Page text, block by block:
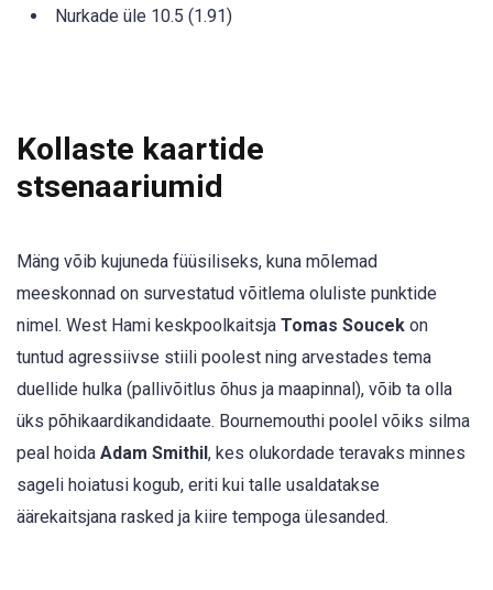
Nurkade üle 10.5 (1.91)
Kollaste kaartide
stsenaariumid
Mäng võib kujuneda füüsiliseks, kuna mõlemad
meeskonnad on survestatud võitlema oluliste punktide
nimel. West Hami keskpoolkaitsja Tomas Soucek on
tuntud agressiivse stiili poolest ning arvestades tema
duellide hulka (pallivõitlus õhus ja maapinnal), võib ta olla
üks põhikaardikandidaate. Bournemouthi poolel võiks silma
peal hoida Adam Smithil, kes olukordade teravaks minnes
sageli hoiatusi kogub, eriti kui talle usaldatakse
äärekaitsjana rasked ja kiire tempoga ülesanded.